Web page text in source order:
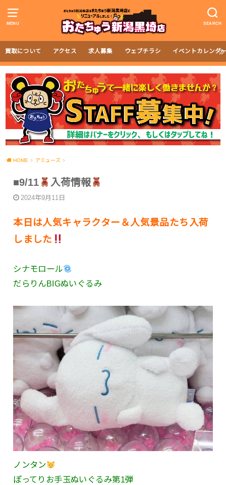
MENU SEARCH
買取について アクセス 求人募集 ウェブチラシ イベントカレンダ
HOME アミューズ
■‎9/11 入荷情報
2024年9月11日
本日は人気キャラクター＆人気景品たち入荷
しました
シナモロール
だらりんBIGぬいぐるみ
ノンタン
ぽってりお手玉ぬいぐるみ第1弾